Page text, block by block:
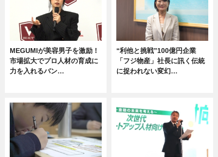
MEGUMIが美容男子を激励！
市場拡大でプロ人材の育成に
力を入れるバン…
“利他と挑戦”100億円企業
「フジ物産」社長に訊く伝統
に捉われない変幻…